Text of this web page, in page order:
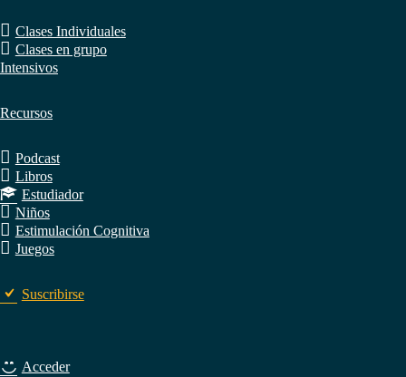
Clases Individuales
Clases en grupo
Intensivos
Recursos
Podcast
Libros
Estudiador
Niños
Estimulación Cognitiva
Juegos
Suscribirse
Acceder